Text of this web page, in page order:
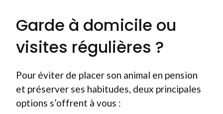
Garde à domicile ou
visites régulières ?
Pour éviter de placer son animal en pension
et préserver ses habitudes, deux principales
options s’offrent à vous :